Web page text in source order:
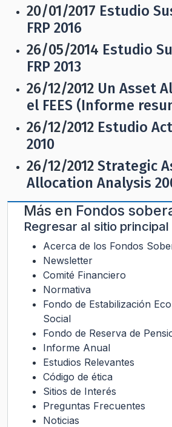
20/01/2017 Estudio
FRP 2016
26/05/2014 Estudio
FRP 2013
26/12/2012 Un Asset
el FEES (Informe
26/12/2012 Estudio
2010
26/12/2012 Strategic
Allocation Analysis
Más en Fondos
Regresar al sitio principal
Acerca de los Fondos
Newsletter
Comité Financiero
Normativa
Fondo de Estabilización
Social
Fondo de Reserva de
Informe Anual
Estudios Relevantes
Código de ética
Sitios de Interés
Preguntas Frecuentes
Noticias